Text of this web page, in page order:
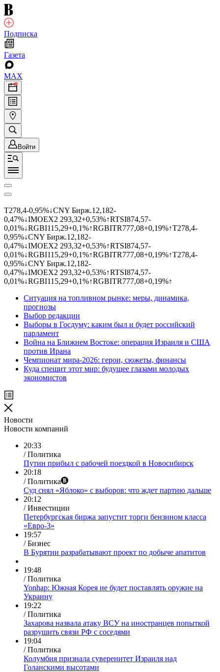
Подписка
Газета
MAX
Войти
T278,4-0,95%↓CNY Бирж.12,182-
0,47%↓IMOEX2 293,32+0,53%↑RTSI874,57-
0,01%↓RGBI115,29+0,1%↑RGBITR777,08+0,19%↑T278,4-
0,95%↓CNY Бирж.12,182-
0,47%↓IMOEX2 293,32+0,53%↑RTSI874,57-
0,01%↓RGBI115,29+0,1%↑RGBITR777,08+0,19%↑T278,4-
0,95%↓CNY Бирж.12,182-
0,47%↓IMOEX2 293,32+0,53%↑RTSI874,57-
0,01%↓RGBI115,29+0,1%↑RGBITR777,08+0,19%↑
Ситуация на топливном рынке: меры, динамика,
прогнозы
Выбор редакции
Выборы в Госдуму: каким был и будет российский
парламент
Война на Ближнем Востоке: операция Израиля и США
против Ирана
Чемпионат мира-2026: герои, сюжеты, финансы
Куда спешит этот мир: будущее глазами молодых
экономистов
Новости
Новости компаний
20:33
/ Политика
Путин прибыл с рабочей поездкой в Новосибирск
20:18
/ Политика
Суд снял «Яблоко» с выборов: что ждет партию дальше
20:12
/ Инвестиции
Петербургская биржа запустит торги бензином класса
«Евро-3»
19:57
/ Бизнес
В Бурятии разрабатывают проект по добыче апатитов
19:48
/ Политика
Yonhap: Южная Корея не будет поставлять оружие на
Украину
19:22
/ Политика
Захарова назвала атаку ВСУ на иностранцев попыткой
разрушить связи РФ с соседями
19:04
/ Политика
Колумбия признала суверенитет Израиля над
Голанскими высотами